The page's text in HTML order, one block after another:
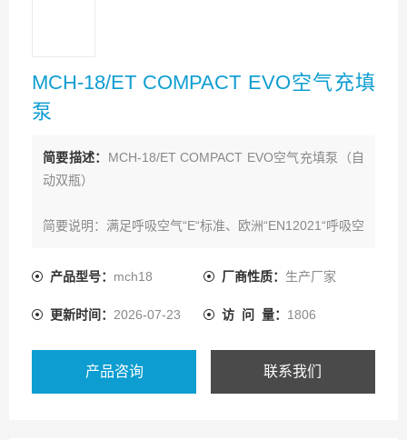
MCH-18/ET COMPACT EVO空气充填
泵
简要描述： MCH-18/ET COMPACT EVO空气充填泵（自
动双瓶）
简要说明：满足呼吸空气“E“标准、欧洲“EN12021“呼吸空
产品型号： mch18 厂商性质： 生产厂家
更新时间： 2026-07-23 访 问 量： 1806
产品咨询 联系我们